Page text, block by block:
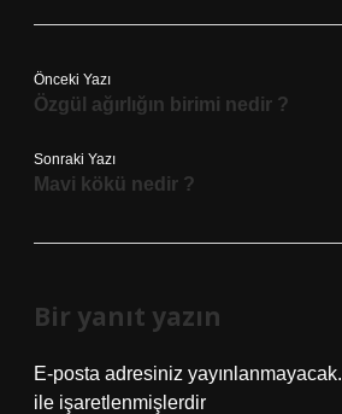
Önceki Yazı
Özgül ağırlığın birimi nedir ?
Sonraki Yazı
Mavi kökü nedir ?
Bir yanıt yazın
E-posta adresiniz yayınlanmayacak.
ile işaretlenmişlerdir